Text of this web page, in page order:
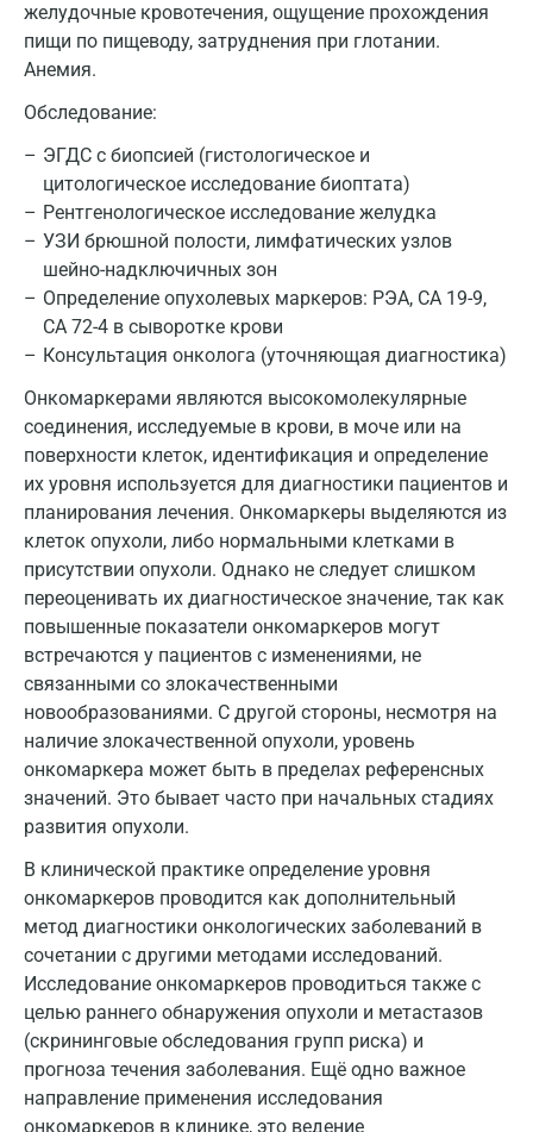
желудочные кровотечения, ощущение прохождения
пищи по пищеводу, затруднения при глотании.
Анемия.
Обследование:
ЭГДС с биопсией (гистологическое и
цитологическое исследование биоптата)
Рентгенологическое исследование желудка
УЗИ брюшной полости, лимфатических узлов
шейно-надключичных зон
Определение опухолевых маркеров: РЭА, СА 19-9,
СА 72-4 в сыворотке крови
Консультация онколога (уточняющая диагностика)
Онкомаркерами являются высокомолекулярные
соединения, исследуемые в крови, в моче или на
поверхности клеток, идентификация и определение
их уровня используется для диагностики пациентов и
планирования лечения. Онкомаркеры выделяются из
клеток опухоли, либо нормальными клетками в
присутствии опухоли. Однако не следует слишком
переоценивать их диагностическое значение, так как
повышенные показатели онкомаркеров могут
встречаются у пациентов с изменениями, не
связанными со злокачественными
новообразованиями. С другой стороны, несмотря на
наличие злокачественной опухоли, уровень
онкомаркера может быть в пределах референсных
значений. Это бывает часто при начальных стадиях
развития опухоли.
В клинической практике определение уровня
онкомаркеров проводится как дополнительный
метод диагностики онкологических заболеваний в
сочетании с другими методами исследований.
Исследование онкомаркеров проводиться также с
целью раннего обнаружения опухоли и метастазов
(скрининговые обследования групп риска) и
прогноза течения заболевания. Ещё одно важное
направление применения исследования
онкомаркеров в клинике, это ведение
Йошкар-Ола
Калининград
Калуга
Ковров
Коломна
Королев
Кострома
Котельники
Красногорск
Краснодар
Красноярск
Курск
Лабинск
Липецк
Лобня
Люберцы
Майкоп
Мурино
Мурманск
Мытищи
Набережные Челны
Наро-Фоминск
Нижневартовск